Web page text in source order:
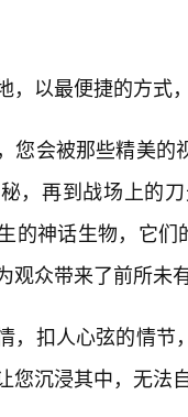
，以最便捷的方式
您会被那些精美的
，再到战场上的
的神话生物，它
观众带来了前所未
，扣人心弦的情
您沉浸其中，无法